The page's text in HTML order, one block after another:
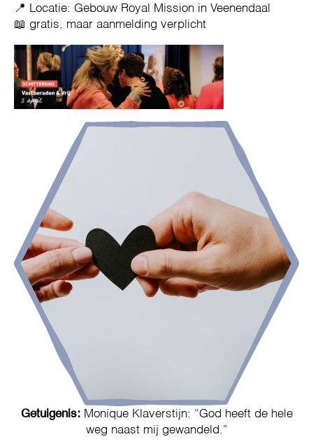
📍 Locatie: Gebouw Royal Mission in Veenendaal
📖 gratis, maar aanmelding verplicht
Getuigenis: Monique Klaverstijn: “God heeft de hele
weg naast mij gewandeld.”